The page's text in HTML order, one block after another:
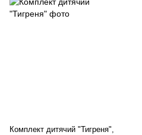
Комплект дитячий "Тигреня",